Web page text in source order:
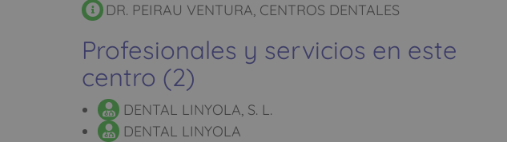
DR. PEIRAU VENTURA, CENTROS DENTALES
Profesionales y servicios en este
centro (2)
DENTAL LINYOLA, S. L.
DENTAL LINYOLA